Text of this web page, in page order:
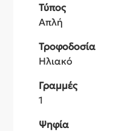
Τύπος
Απλή
Τροφοδοσία
Ηλιακό
Γραμμές
1
Ψηφία